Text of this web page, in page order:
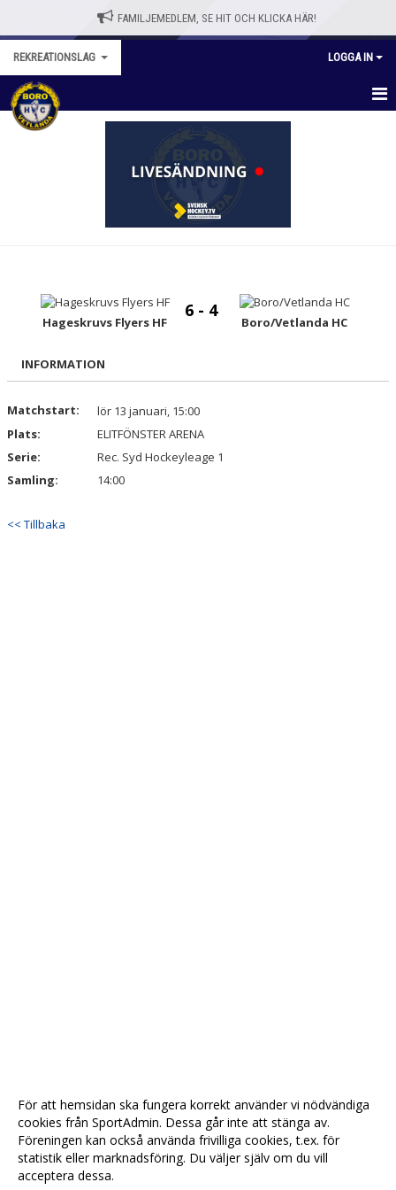
FAMILJEMEDLEM, SE HIT OCH KLICKA HÄR!
REKREATIONSLAG LOGGA IN
REKREATIONSLAGET
BILDGALLERI
KONTAKT
Hageskruvs Flyers HF
6 - 4
Boro/Vetlanda HC
INFORMATION
Matchstart:
lör 13 januari, 15:00
Plats:
ELITFÖNSTER ARENA
Serie:
Rec. Syd Hockeyleage 1
Samling:
14:00
<< Tillbaka
För att hemsidan ska fungera korrekt använder vi nödvändiga
cookies från SportAdmin. Dessa går inte att stänga av.
Föreningen kan också använda frivilliga cookies, t.ex. för
statistik eller marknadsföring. Du väljer själv om du vill
acceptera dessa.